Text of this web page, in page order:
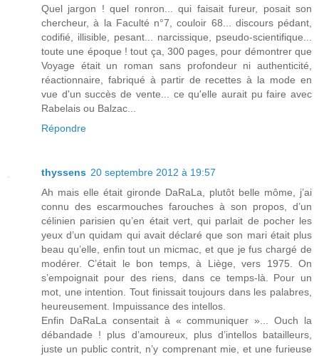
Quel jargon ! quel ronron... qui faisait fureur, posait son
chercheur, à la Faculté n°7, couloir 68... discours pédant,
codifié, illisible, pesant... narcissique, pseudo-scientifique...
toute une époque ! tout ça, 300 pages, pour démontrer que
Voyage était un roman sans profondeur ni authenticité,
réactionnaire, fabriqué à partir de recettes à la mode en
vue d'un succès de vente... ce qu'elle aurait pu faire avec
Rabelais ou Balzac...
Répondre
thyssens 20 septembre 2012 à 19:57
Ah mais elle était gironde DaRaLa, plutôt belle môme, j’ai
connu des escarmouches farouches à son propos, d’un
célinien parisien qu’en était vert, qui parlait de pocher les
yeux d’un quidam qui avait déclaré que son mari était plus
beau qu’elle, enfin tout un micmac, et que je fus chargé de
modérer. C’était le bon temps, à Liège, vers 1975. On
s’empoignait pour des riens, dans ce temps-là. Pour un
mot, une intention. Tout finissait toujours dans les palabres,
heureusement. Impuissance des intellos.
Enfin DaRaLa consentait à « communiquer »... Ouch la
débandade ! plus d’amoureux, plus d’intellos batailleurs,
juste un public contrit, n’y comprenant mie, et une furieuse